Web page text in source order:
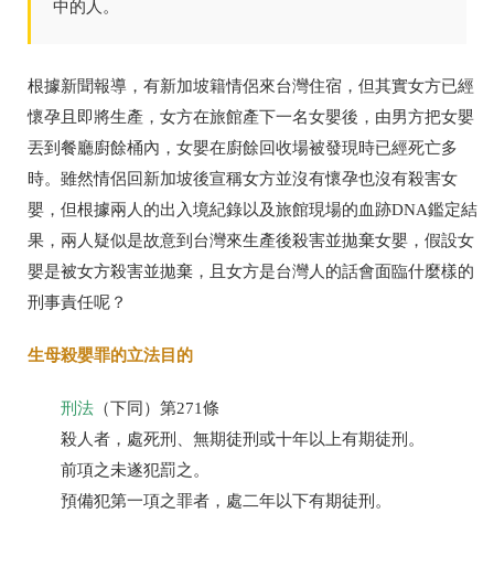
中的人。
根據新聞報導，有新加坡籍情侶來台灣住宿，但其實女方已經
懷孕且即將生產，女方在旅館產下一名女嬰後，由男方把女嬰
丟到餐廳廚餘桶內，女嬰在廚餘回收場被發現時已經死亡多
時。雖然情侶回新加坡後宣稱女方並沒有懷孕也沒有殺害女
嬰，但根據兩人的出入境紀錄以及旅館現場的血跡DNA鑑定結
果，兩人疑似是故意到台灣來生產後殺害並拋棄女嬰，假設女
嬰是被女方殺害並拋棄，且女方是台灣人的話會面臨什麼樣的
刑事責任呢？
生母殺嬰罪的立法目的
刑法 （下同）第271條
殺人者，處死刑、無期徒刑或十年以上有期徒刑。
前項之未遂犯罰之。
預備犯第一項之罪者，處二年以下有期徒刑。